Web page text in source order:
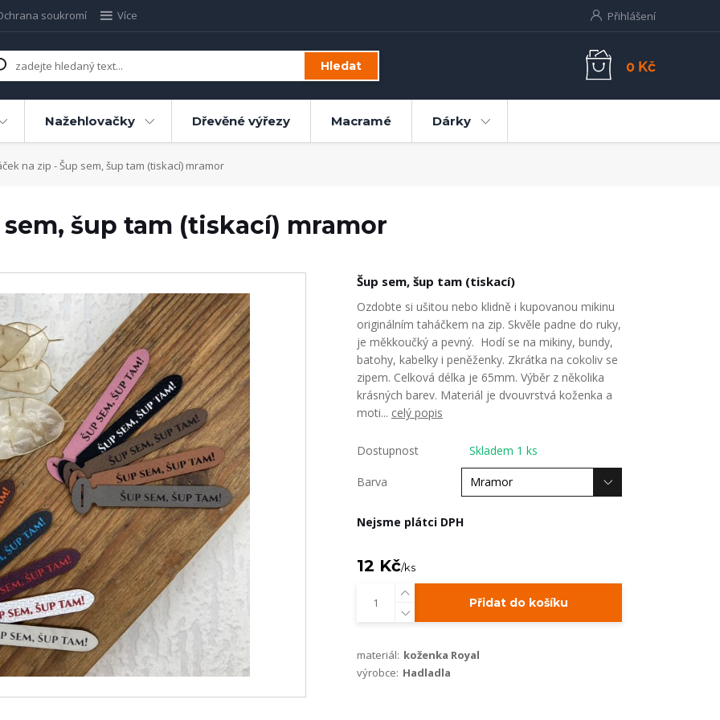
soukromí Více Přihlášení
Hledat 0 Kč
Nažehlovačky Dřevěné výřezy Macramé Dárky
na zip - Šup sem, šup tam (tiskací) mramor
šup tam (tiskací) mramor
Šup sem, šup tam (tiskací)
Ozdobte si ušitou nebo klidně i kupovanou mikinu
originálním taháčkem na zip. Skvěle padne do ruky,
je měkkoučký a pevný. Hodí se na mikiny, bundy,
batohy, kabelky i peněženky. Zkrátka na cokoliv se
zipem. Celková délka je 65mm. Výběr z několika
krásných barev. Materiál je dvouvrstvá koženka a
moti... celý popis
Dostupnost Skladem 1 ks
Barva
Nejsme plátci DPH
12 Kč/ks
Přidat do košíku
materiál: koženka Royal
výrobce: Hadladla